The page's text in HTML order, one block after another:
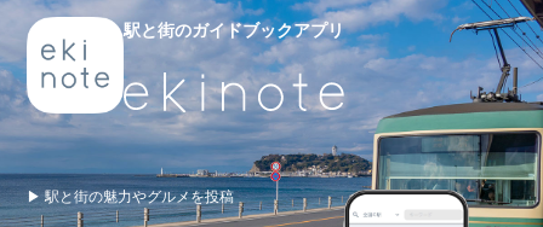
駅と街のガイドブックアプリ
▶ 駅と街の魅力やグルメを投稿